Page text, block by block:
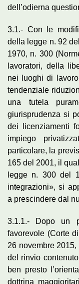
dell’odierna
3.1.- Con le
della legge n. 92
1970, n. 300
lavoratori, della
nei luoghi di
tendenziale
una tutela
giurisprudenza si
dei licenziamenti
impiego
particolare, la
165 del 2001, il
legge n. 300 del
integrazioni», si
a prescindere dal
3.1.1.- Dopo un
favorevole (Corte
26 novembre 2015,
del rinvio
ben presto
dottrina